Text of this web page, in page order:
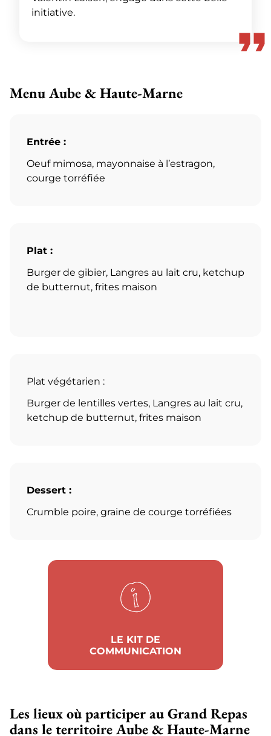
initiative.
Menu Aube & Haute-Marne
Entrée :
Oeuf mimosa, mayonnaise à l’estragon,
courge torréfiée
Plat :
Burger de gibier, Langres au lait cru, ketchup
de butternut, frites maison
Plat végétarien :
Burger de lentilles vertes, Langres au lait cru,
ketchup de butternut, frites maison
Dessert :
Crumble poire, graine de courge torréfiées
LE KIT DE
COMMUNICATION
Les lieux où participer au Grand Repas
dans le territoire Aube & Haute-Marne